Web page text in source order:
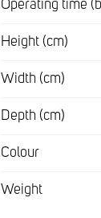
Operating time
Height (cm)
Width (cm)
Depth (cm)
Colour
Weight